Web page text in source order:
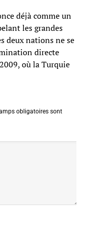
déjà comme un
les grandes
deux nations ne se
directe
où la Turquie
obligatoires sont